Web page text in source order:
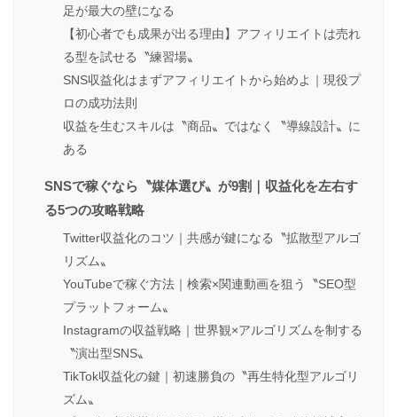
足が最大の壁になる
【初心者でも成果が出る理由】アフィリエイトは売れ
る型を試せる〝練習場〟
SNS収益化はまずアフィリエイトから始めよ｜現役プ
ロの成功法則
収益を生むスキルは〝商品〟ではなく〝導線設計〟に
ある
SNSで稼ぐなら〝媒体選び〟が9割｜収益化を左右す
る5つの攻略戦略
Twitter収益化のコツ｜共感が鍵になる〝拡散型アルゴ
リズム〟
YouTubeで稼ぐ方法｜検索×関連動画を狙う〝SEO型
プラットフォーム〟
Instagramの収益戦略｜世界観×アルゴリズムを制する
〝演出型SNS〟
TikTok収益化の鍵｜初速勝負の〝再生特化型アルゴリ
ズム〟